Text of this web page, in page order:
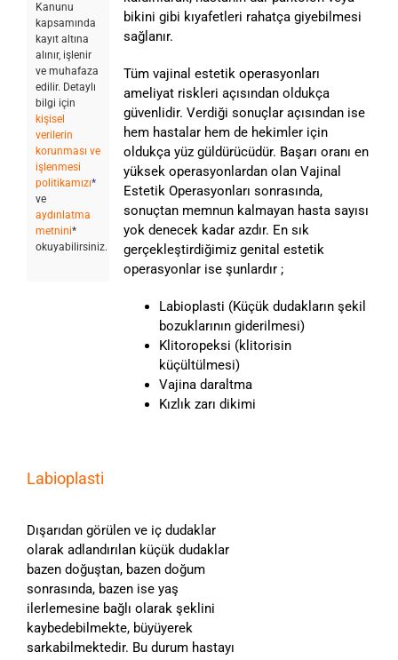
Kanunu
kapsamında
kayıt altına
alınır, işlenir
ve muhafaza
edilir. Detaylı
bilgi için
kişisel
verilerin
korunması ve
işlenmesi
politikamızı*
ve
aydınlatma
metnini*
okuyabilirsiniz.
bikini gibi kıyafetleri rahatça giyebilmesi
sağlanır.
Tüm vajinal estetik operasyonları
ameliyat riskleri açısından oldukça
güvenlidir. Verdiği sonuçlar açısından ise
hem hastalar hem de hekimler için
oldukça yüz güldürücüdür. Başarı oranı en
yüksek operasyonlardan olan Vajinal
Estetik Operasyonları sonrasında,
sonuçtan memnun kalmayan hasta sayısı
yok denecek kadar azdır. En sık
gerçekleştirdiğimiz genital estetik
operasyonlar ise şunlardır ;
Labioplasti (Küçük dudakların şekil
bozuklarının giderilmesi)
Klitoropeksi (klitorisin
küçültülmesi)
Vajina daraltma
Kızlık zarı dikimi
Labioplasti
Dışarıdan görülen ve iç dudaklar
olarak adlandırılan küçük dudaklar
bazen doğuştan, bazen doğum
sonrasında, bazen ise yaş
ilerlemesine bağlı olarak şeklini
kaybedebilmekte, büyüyerek
sarkabilmektedir. Bu durum hastayı